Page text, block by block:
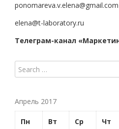
ponomareva.v.elena@gmail.com
elena@t-laboratory.ru
Телеграм-канал
Апрель 2017
Пн Вт Ср Чт